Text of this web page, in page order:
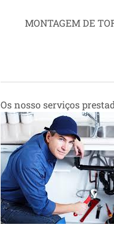
MONTAGEM DE
Os nosso serviços